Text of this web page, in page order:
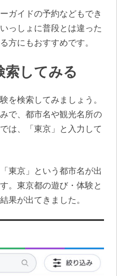
ガイドの予約などもでき
っしょに普段とは違った
方にもおすすめです。
索してみる
を検索してみましょう。
で、都市名や観光名所の
は、「東京」と入力して
東京」という都市名が出
。東京都の遊び・体験と
果が出てきました。